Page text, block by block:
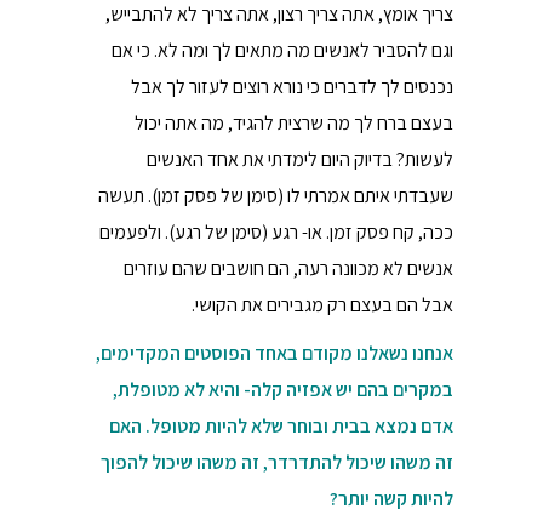
צריך אומץ, אתה צריך רצון, אתה צריך לא להתבייש,
וגם להסביר לאנשים מה מתאים לך ומה לא. כי אם
נכנסים לך לדברים כי נורא רוצים לעזור לך אבל
בעצם ברח לך מה שרצית להגיד, מה אתה יכול
לעשות? בדיוק היום לימדתי את אחד האנשים
שעבדתי איתם אמרתי לו (סימן של פסק זמן). תעשה
ככה, קח פסק זמן. או- רגע (סימן של רגע). ולפעמים
אנשים לא מכוונה רעה, הם חושבים שהם עוזרים
אבל הם בעצם רק מגבירים את הקושי.
אנחנו נשאלנו מקודם באחד הפוסטים המקדימים,
במקרים בהם יש אפזיה קלה- והיא לא מטופלת,
אדם נמצא בבית ובוחר שלא להיות מטופל. האם
זה משהו שיכול להתדרדר, זה משהו שיכול להפוך
להיות קשה יותר?